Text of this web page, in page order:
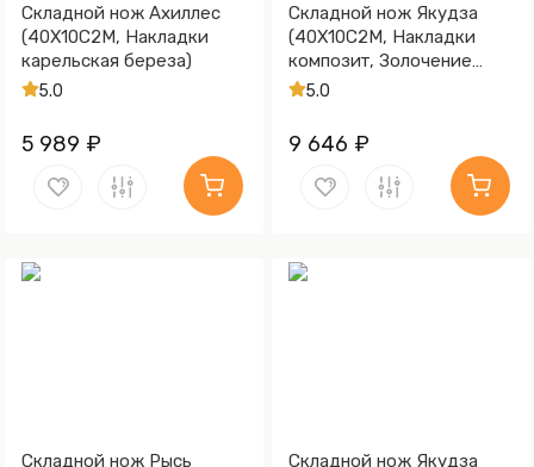
Складной нож Ахиллес
(40Х10С2М, Накладки
карельская береза)
5.0
5 989 ₽
Складной нож Якудза
(40Х10С2М, Накладки
композит, Золочение
рисунка на клинке)
5.0
9 646 ₽
Складной нож Рысь Складной нож Якудза